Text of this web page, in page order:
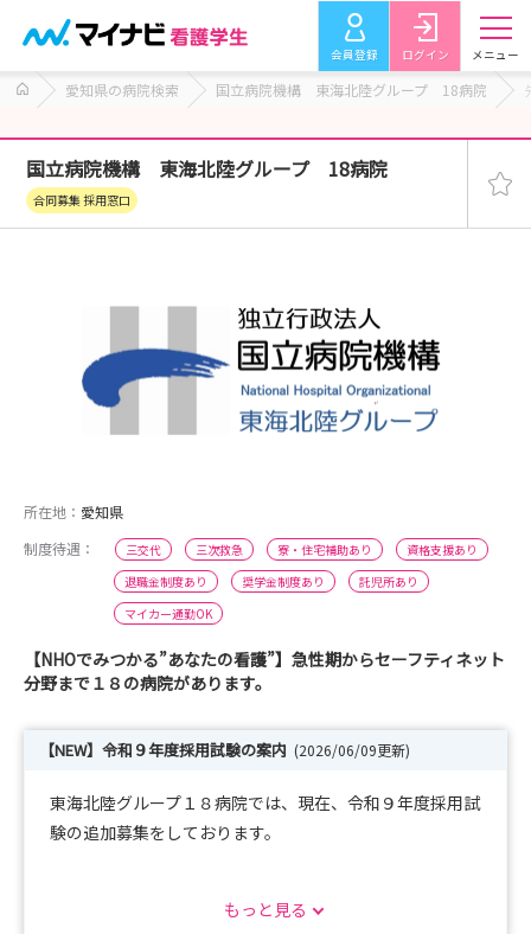
会員登録 ログイン メニュー
愛知県の病院検索 国立病院機構 東海北陸グループ 18病院
国立病院機構 東海北陸グループ 18病院
合同募集 採用窓口
所在地： 愛知県
制度待遇：
三交代 三次救急 寮・住宅補助あり
資格支援あり
退職金制度あり
奨学金制度あり
託児所あり
マイカー通勤OK
【NHOでみつかる”あなたの看護”】急性期からセーフティネット
分野まで１８の病院があります。
【NEW】令和９年度採用試験の案内 (2026/06/09更新)
東海北陸グループ１８病院では、現在、令和９年度採用試
験の追加募集をしております。
静岡医療センター ６月２０日（土）
もっと見る